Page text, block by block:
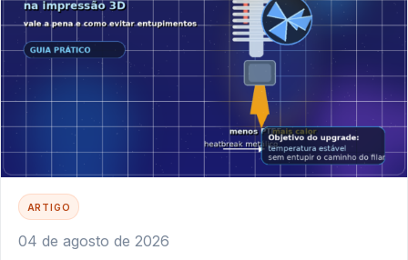
ARTIGO
04 de agosto de 2026